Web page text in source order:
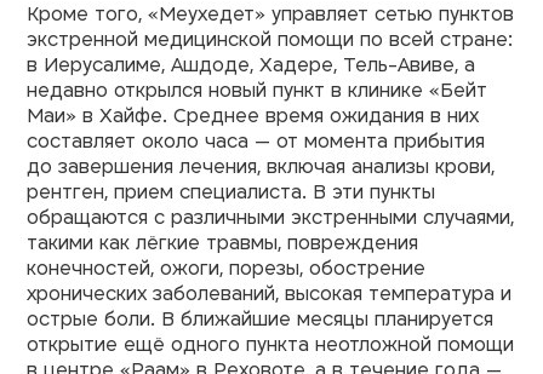
Кроме того, «Меухедет» управляет сетью пунктов
экстренной медицинской помощи по всей стране:
в Иерусалиме, Ашдоде, Хадере, Тель-Авиве, а
недавно открылся новый пункт в клинике «Бейт
Маи» в Хайфе. Среднее время ожидания в них
составляет около часа — от момента прибытия
до завершения лечения, включая анализы крови,
рентген, прием специалиста. В эти пункты
обращаются с различными экстренными случаями,
такими как лёгкие травмы, повреждения
конечностей, ожоги, порезы, обострение
хронических заболеваний, высокая температура и
острые боли. В ближайшие месяцы планируется
открытие ещё одного пункта неотложной помощи